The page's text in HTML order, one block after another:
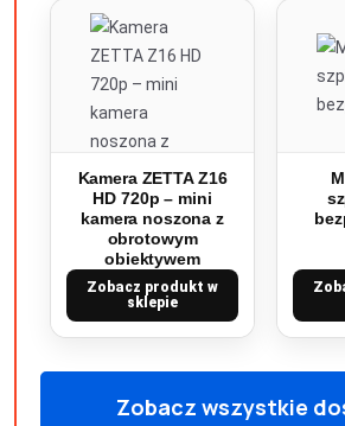
Kamera ZETTA Z16
HD 720p – mini
kamera noszona z
obrotowym
obiektywem
Zobacz produkt w
sklepie
Zobacz wszystkie